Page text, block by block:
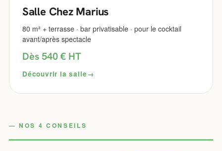
Salle Chez Marius
80 m² + terrasse · bar privatisable · pour le cocktail
avant/après spectacle
Dès 540 € HT
Découvrir la salle
NOS 4 CONSEILS